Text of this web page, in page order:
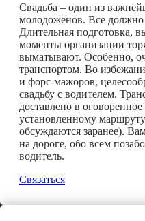
Свадьба – один из
молодоженов. Все должно
Длительная подготовка,
моменты организации
выматывают. Особенно,
транспортом. Во
и форс-мажоров,
свадьбу с водителем.
доставлено в
установленному
обсуждаются заранее).
на дороге, обо всем
водитель.
Связаться